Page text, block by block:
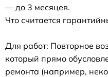
— до 3 месяцев.
Что считается
Для работ: Повторное
который прямо
ремонта (например,